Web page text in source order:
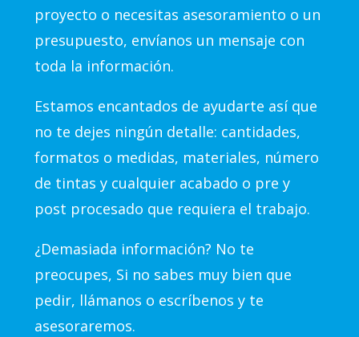
proyecto o necesitas asesoramiento o un
presupuesto, envíanos un mensaje con
toda la información.
Estamos encantados de ayudarte así que
no te dejes ningún detalle: cantidades,
formatos o medidas, materiales, número
de tintas y cualquier acabado o pre y
post procesado que requiera el trabajo.
¿Demasiada información? No te
preocupes, Si no sabes muy bien que
pedir, llámanos o escríbenos y te
asesoraremos.